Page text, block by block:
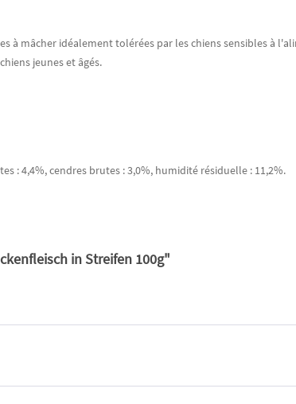
à mâcher idéalement tolérées par les chiens sensibles à
jeunes et âgés.
: 4,4%, cendres brutes : 3,0%, humidité résiduelle : 11,2%.
in Streifen 100g"